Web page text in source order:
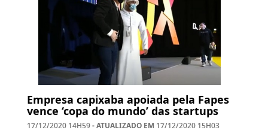
Empresa capixaba apoiada pela Fapes
vence ‘copa do mundo’ das startups
17/12/2020 14H59- ATUALIZADO EM 17/12/2020 15H03